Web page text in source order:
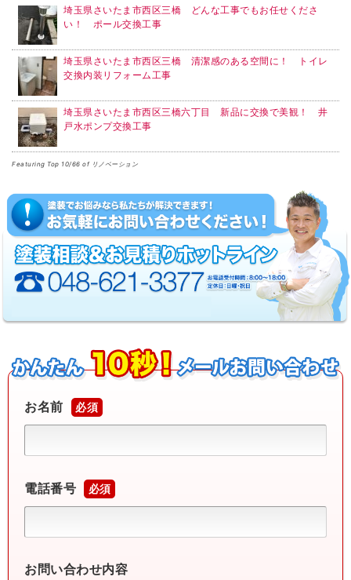
埼玉県さいたま市西区三橋 どんな工事でもお任せくださ
い！ ポール交換工事
埼玉県さいたま市西区三橋 清潔感のある空間に！ トイレ
交換内装リフォーム工事
埼玉県さいたま市西区三橋六丁目 新品に交換で美観！ 井
戸水ポンプ交換工事
Featuring Top 10/66 of リノベーション
お名前 必須
電話番号 必須
お問い合わせ内容